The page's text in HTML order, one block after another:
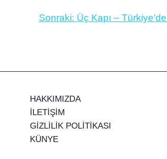
Sonraki: Üç Kapı –
HAKKIMIZDA
İLETİŞİM
GİZLİLİK POLİTİKASI
KÜNYE